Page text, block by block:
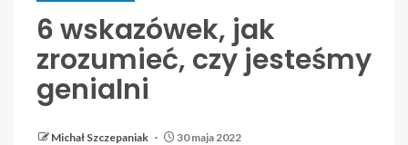
6 wskazówek, jak
zrozumieć, czy jesteśmy
genialni
Michał Szczepaniak 30 maja 2022